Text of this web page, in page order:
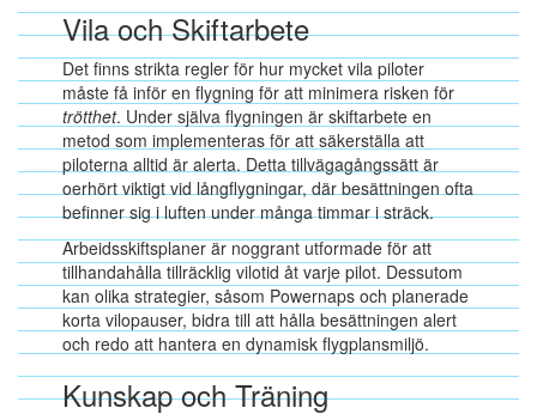
Vila och Skiftarbete
Det finns strikta regler för hur mycket vila piloter
måste få inför en flygning för att minimera risken för
trötthet. Under själva flygningen är skiftarbete en
metod som implementeras för att säkerställa att
piloterna alltid är alerta. Detta tillvägagångssätt är
oerhört viktigt vid långflygningar, där besättningen ofta
befinner sig i luften under många timmar i sträck.
Arbeidsskiftsplaner är noggrant utformade för att
tillhandahålla tillräcklig vilotid åt varje pilot. Dessutom
kan olika strategier, såsom Powernaps och planerade
korta vilopauser, bidra till att hålla besättningen alert
och redo att hantera en dynamisk flygplansmiljö.
Kunskap och Träning